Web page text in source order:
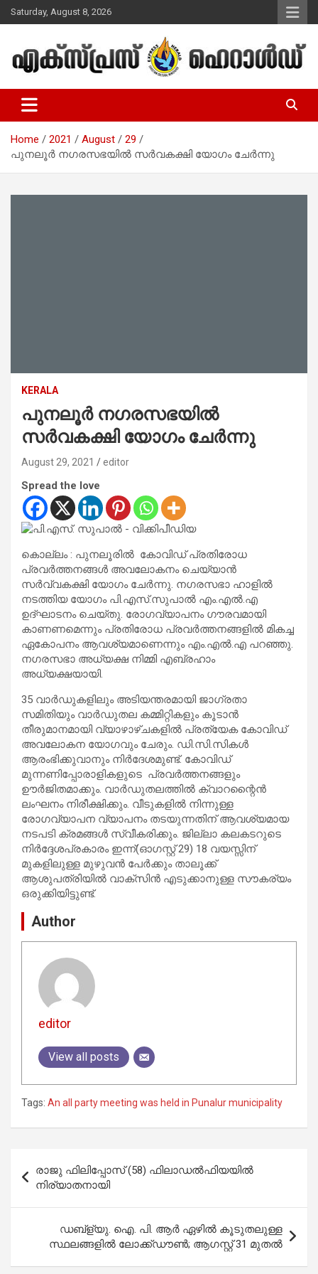
Skip
to
Saturday, August 8, 2026
Express Herald – Malayalam
Christian News
Home 2021 August
29
പുനലൂർ നഗരസഭയിൽ സര്‍വകക്ഷി യോഗം ചേര്‍ന്നു
KERALA
പുനലൂർ നഗരസഭയിൽ
സര്‍വകക്ഷി യോഗം ചേര്‍ന്നു
August 29, 2021 editor
Spread the love
കൊല്ലം : പുനലൂരില്‍ കോവിഡ് പ്രതിരോധ
പ്രവര്‍ത്തനങ്ങള്‍ അവലോകനം ചെയ്യാന്‍
സര്‍വ്വകക്ഷി യോഗം ചേര്‍ന്നു. നഗരസഭാ ഹാളില്‍
നടത്തിയ യോഗം പി.എസ്.സുപാല്‍ എം.എല്‍.എ
ഉദ്ഘാടനം ചെയ്തു. രോഗവ്യാപനം ഗൗരവമായി
കാണണമെന്നും പ്രതിരോധ പ്രവര്‍ത്തനങ്ങളില്‍ മികച്ച
ഏകോപനം ആവശ്യമാണെന്നും എം.എല്‍.എ പറഞ്ഞു.
നഗരസഭാ അധ്യക്ഷ നിമ്മി എബ്രഹാം
അധ്യക്ഷയായി.
35 വാര്‍ഡുകളിലും അടിയന്തരമായി ജാഗ്രതാ
സമിതിയും വാര്‍ഡുതല കമ്മിറ്റികളും കൂടാന്‍
തീരുമാനമായി വ്യാഴാഴ്ചകളില്‍ പ്രത്യേക കോവിഡ്
അവലോകന യോഗവും ചേരും. ഡി.സി.സികള്‍
ആരംഭിക്കുവാനും നിര്‍ദേശമുണ്ട്. കോവിഡ്
മുന്നണിപ്പോരാളികളുടെ പ്രവര്‍ത്തനങ്ങളും
ഊര്‍ജിതമാക്കും. വാര്‍ഡുതലത്തില്‍ ക്വാറന്റൈന്‍
ലംഘനം നിരീക്ഷിക്കും. വീടുകളില്‍ നിന്നുള്ള
രോഗവ്യാപന വ്യാപനം തടയുന്നതിന് ആവശ്യമായ
നടപടി ക്രമങ്ങള്‍ സ്വീകരിക്കും. ജില്ലാ കലകടറുടെ
നിര്‍ദ്ദേശപ്രകാരം ഇന്ന്(ഓഗസ്റ്റ് 29) 18 വയസ്സിന്
മുകളിലുള്ള മുഴുവന്‍ പേര്‍ക്കും താലൂക്ക്
ആശുപത്രിയില്‍ വാക്‌സിന്‍ എടുക്കാനുള്ള സൗകര്യം
ഒരുക്കിയിട്ടുണ്ട്.
Author
editor
View all posts
Tags: An all party meeting was held in Punalur municipality
navigation
രാജു ഫിലിപ്പോസ് (58) ഫിലാഡല്‍ഫിയയില്‍
നിര്യാതനായി
ഡബ്ള്യു. ഐ. പി. ആര്‍ ഏഴില്‍ കൂടുതലുള്ള
സ്ഥലങ്ങളില്‍ ലോക്ക്ഡൗണ്‍; ആഗസ്റ്റ് 31 മുതല്‍